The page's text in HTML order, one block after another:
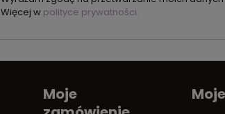
Więcej w polityce prywatności.
Moje